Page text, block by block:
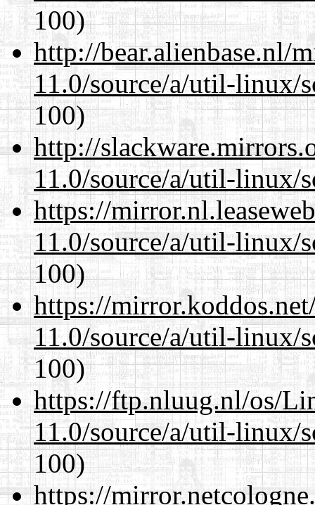
100)
http://bear.alienbase.nl/
11.0/source/a/util-linux/
100)
http://
11.0/source/a/util-linux/
https://
11.0/source/a/util-linux/
100)
https://
11.0/source/a/util-linux/
100)
https://ftp.nluug.nl/os/
11.0/source/a/util-linux/
100)
https://